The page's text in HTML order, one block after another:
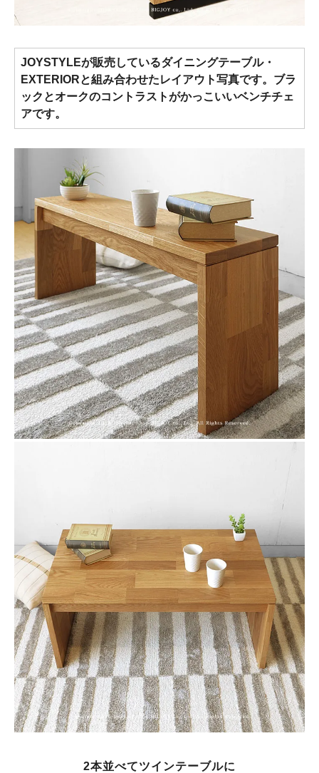
JOYSTYLEが販売しているダイニングテーブル・
EXTERIORと組み合わせたレイアウト写真です。ブラ
ックとオークのコントラストがかっこいいベンチチェ
アです。
2本並べてツインテーブルに